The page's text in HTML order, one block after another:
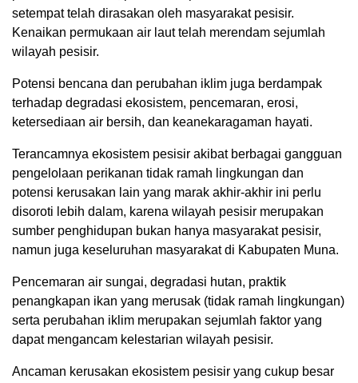
setempat telah dirasakan oleh masyarakat pesisir.
Kenaikan permukaan air laut telah merendam sejumlah
wilayah pesisir.
Potensi bencana dan perubahan iklim juga berdampak
terhadap degradasi ekosistem, pencemaran, erosi,
ketersediaan air bersih, dan keanekaragaman hayati.
Terancamnya ekosistem pesisir akibat berbagai gangguan
pengelolaan perikanan tidak ramah lingkungan dan
potensi kerusakan lain yang marak akhir-akhir ini perlu
disoroti lebih dalam, karena wilayah pesisir merupakan
sumber penghidupan bukan hanya masyarakat pesisir,
namun juga keseluruhan masyarakat di Kabupaten Muna.
Pencemaran air sungai, degradasi hutan, praktik
penangkapan ikan yang merusak (tidak ramah lingkungan)
serta perubahan iklim merupakan sejumlah faktor yang
dapat mengancam kelestarian wilayah pesisir.
Ancaman kerusakan ekosistem pesisir yang cukup besar